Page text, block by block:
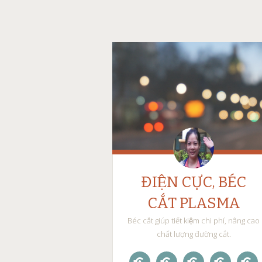
ĐIỆN CỰC, BÉC
CẮT PLASMA
Béc cắt giúp tiết kiệm chi phí, nâng cao
chất lượng đường cắt.